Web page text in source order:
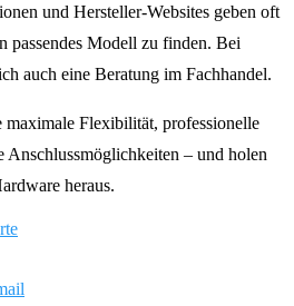
und Hersteller-Websites geben oft
passendes Modell zu finden. Bei
auch eine Beratung im Fachhandel.
maximale Flexibilität, professionelle
– und holen
heraus.